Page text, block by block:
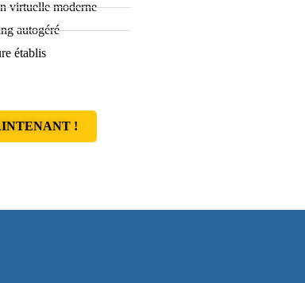
virtuelle moderne
autogéré
établis
!